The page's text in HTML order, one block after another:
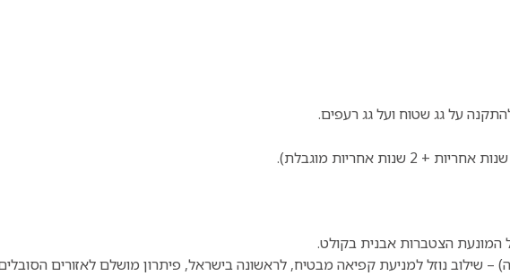
על גג שטוח ועל גג רעפים.
המונעת הצטברות אבנית בקולט.
– שילוב נוזל למניעת קפיאה מבטיח, לראשונה בישראל, פיתרון מושלם לאזורים